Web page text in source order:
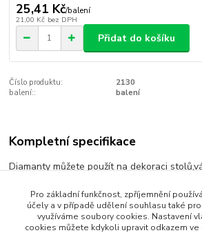
25,41 Kč/balení
21,00 Kč bez DPH
Přidat do košíku
Číslo produktu:
2130
balení::
balení
Kompletní specifikace
Diamanty můžete použít na dekoraci
Zboží zařazeno v kategoriích
Pro základní funkčnost, zpříjemnění
účely a v případě udělení souhlasu také
využíváme soubory cookies. Nastavení
cookies můžete kdykoli upravit odkazem